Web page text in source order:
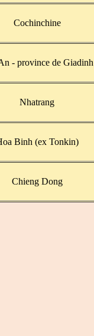
Cochinchine
- province de Giadinh
Nhatrang
Binh (ex Tonkin)
Chieng Dong